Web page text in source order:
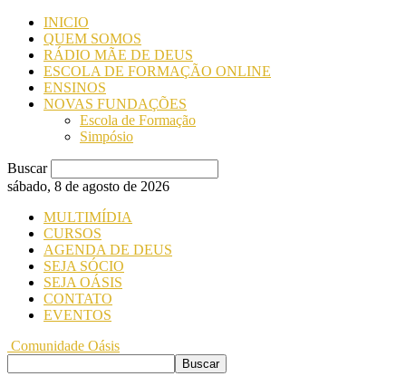
INICIO
QUEM SOMOS
RÁDIO MÃE DE DEUS
ESCOLA DE FORMAÇÃO ONLINE
ENSINOS
NOVAS FUNDAÇÕES
Escola de Formação
Simpósio
Buscar
sábado, 8 de agosto de 2026
MULTIMÍDIA
CURSOS
AGENDA DE DEUS
SEJA SÓCIO
SEJA OÁSIS
CONTATO
EVENTOS
Comunidade Oásis